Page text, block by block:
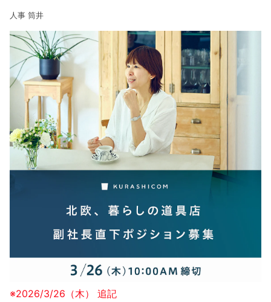
人事 筒井
※2026/3/26（木） 追記